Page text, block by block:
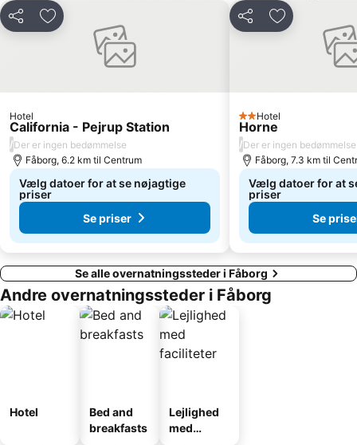
Sandager Næs
Funen Art Museum
Kings Garden
Lohals Nordstrand
Spoken Word Festival
Del Føj til favoritter
Hotel
California - Pejrup Station
/Der er ingen bedømmelse
Fåborg, 6.2 km til Centrum
Vælg datoer for at se nøjagtige
priser
Se priser
Del Føj til
2 Stjerner
Hotel
Horne
/Der er ingen bedømmelse
Fåborg, 7.3 km til
Vælg datoer for at
priser
Se
Se alle overnatningssteder i Fåborg
Andre overnatningssteder i Fåborg
Hotel
Bed and
breakfasts
Lejlighed
med